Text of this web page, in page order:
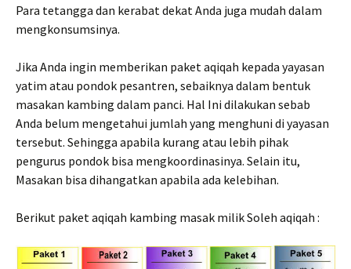
Para tetangga dan kerabat dekat Anda juga mudah dalam
mengkonsumsinya.
Jika Anda ingin memberikan paket aqiqah kepada yayasan
yatim atau pondok pesantren, sebaiknya dalam bentuk
masakan kambing dalam panci. Hal Ini dilakukan sebab
Anda belum mengetahui jumlah yang menghuni di yayasan
tersebut. Sehingga apabila kurang atau lebih pihak
pengurus pondok bisa mengkoordinasinya. Selain itu,
Masakan bisa dihangatkan apabila ada kelebihan.
Berikut paket aqiqah kambing masak milik Soleh aqiqah :